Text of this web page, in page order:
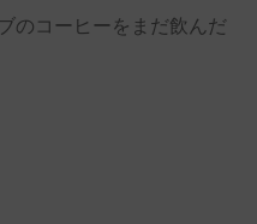
のコーヒーをまだ飲んだ